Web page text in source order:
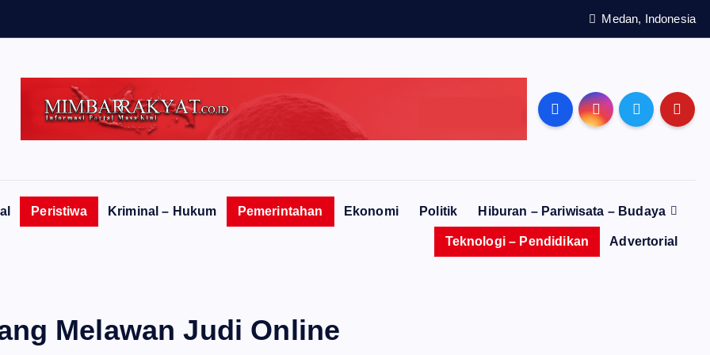
Medan, Indonesia
Peristiwa Kriminal – Hukum Pemerintahan Ekonomi Politik Hiburan – Pariwisata – Budaya
Teknologi – Pendidikan Advertorial
Melawan Judi Online